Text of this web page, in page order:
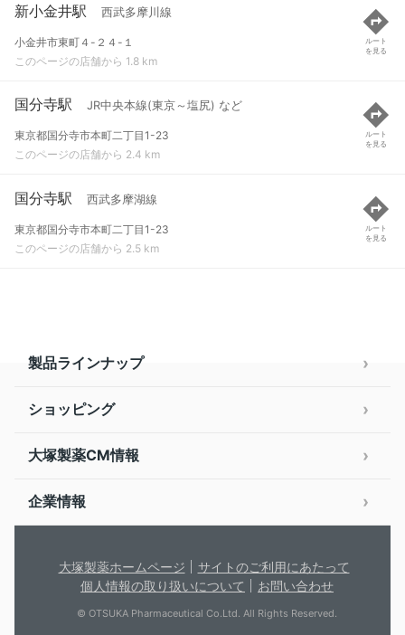
新小金井駅 西武多摩川線
小金井市東町４-２４-１
このページの店舗から 1.8 km
ルート
を見る
国分寺駅 JR中央本線(東京～塩尻) など
東京都国分寺市本町二丁目1-23
このページの店舗から 2.4 km
ルート
を見る
国分寺駅 西武多摩湖線
東京都国分寺市本町二丁目1-23
このページの店舗から 2.5 km
ルート
を見る
製品ラインナップ
ショッピング
大塚製薬CM情報
企業情報
大塚製薬ホームページ
サイトのご利用にあたって
個人情報の取り扱いについて
お問い合わせ
© OTSUKA Pharmaceutical Co.Ltd. All Rights Reserved.